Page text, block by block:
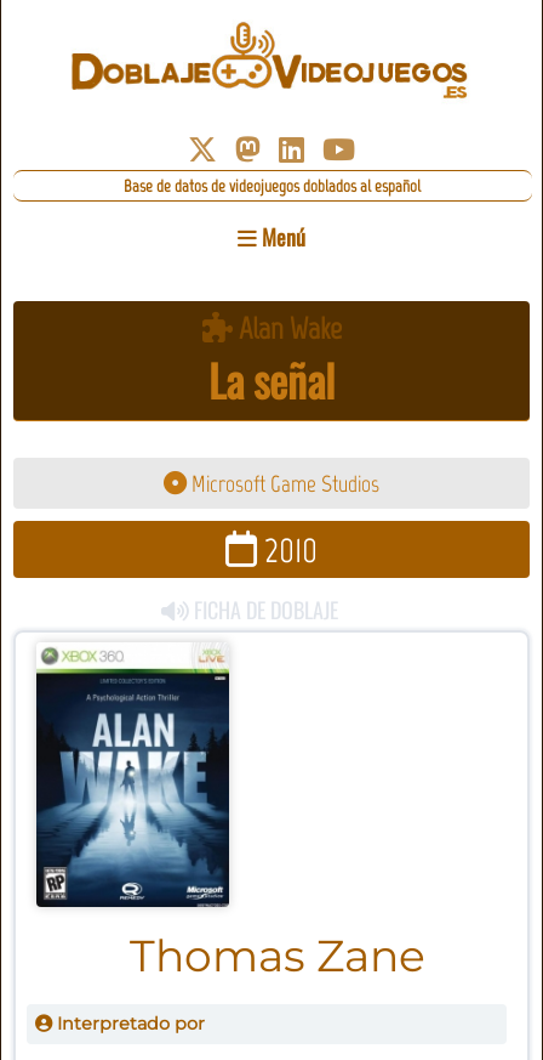
Base de datos de videojuegos doblados al español
Menú
Alan Wake
La señal
Microsoft Game Studios
2010
FICHA DE DOBLAJE
Thomas Zane
Interpretado por